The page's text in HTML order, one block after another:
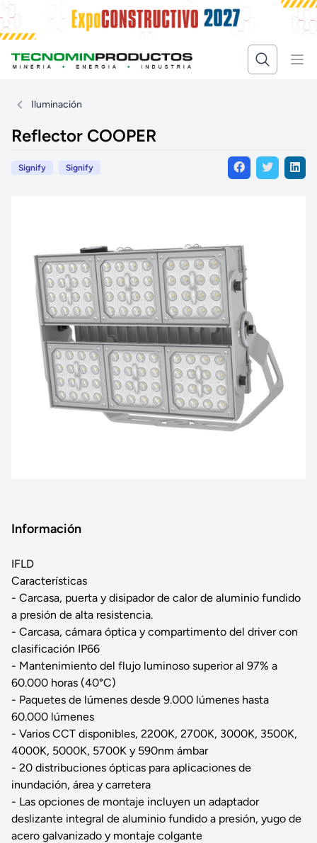
Iluminación
Reflector COOPER
Signify Signify
Información
IFLD
Características
- Carcasa, puerta y disipador de calor de aluminio fundido
a presión de alta resistencia.
- Carcasa, cámara óptica y compartimento del driver con
clasificación IP66
- Mantenimiento del flujo luminoso superior al 97% a
60.000 horas (40°C)
- Paquetes de lúmenes desde 9.000 lúmenes hasta
60.000 lúmenes
- Varios CCT disponibles, 2200K, 2700K, 3000K, 3500K,
4000K, 5000K, 5700K y 590nm ámbar
- 20 distribuciones ópticas para aplicaciones de
inundación, área y carretera
- Las opciones de montaje incluyen un adaptador
deslizante integral de aluminio fundido a presión, yugo de
acero galvanizado y montaje colgante